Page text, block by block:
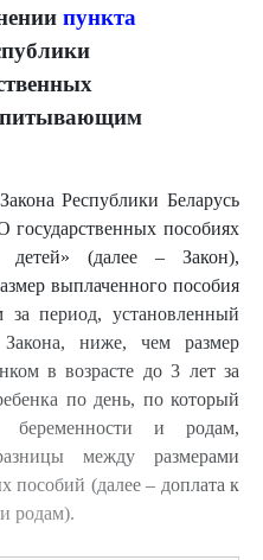
пункта
Республики Беларусь
государственных пособиях
детей» (далее – Закон),
выплаченного пособия
период, установленный
ниже, чем размер
в возрасте до 3 лет за
по день, по который
беременности и родам,
между размерами
пособий (далее – доплата к
родам).